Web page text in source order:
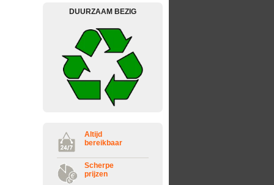
DUURZAAM BEZIG
Altijd
bereikbaar
Scherpe
prijzen